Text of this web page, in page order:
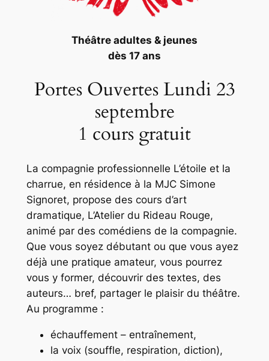
Théâtre adultes & jeunes
dès 17 ans
Portes Ouvertes Lundi 23
septembre
1 cours gratuit
La compagnie professionnelle L’étoile et la
charrue, en résidence à la MJC Simone
Signoret, propose des cours d’art
dramatique, L’Atelier du Rideau Rouge,
animé par des comédiens de la compagnie.
Que vous soyez débutant ou que vous ayez
déjà une pratique amateur, vous pourrez
vous y former, découvrir des textes, des
auteurs… bref, partager le plaisir du théâtre.
Au programme :
échauffement – entraînement,
la voix (souffle, respiration, diction),